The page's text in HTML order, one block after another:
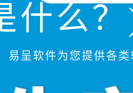
什么
易呈软件为您提供各